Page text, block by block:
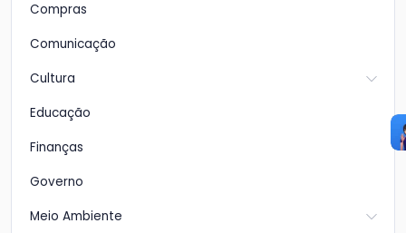
Compras
Comunicação
Cultura
Educação
Finanças
Governo
Meio Ambiente